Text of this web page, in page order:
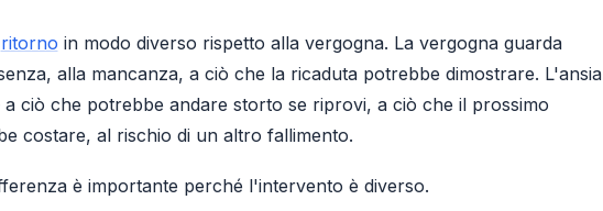
ritorno in modo diverso rispetto alla vergogna. La vergogna guarda
alla mancanza, a ciò che la ricaduta potrebbe dimostrare. L'ansia
ciò che potrebbe andare storto se riprovi, a ciò che il prossimo
costare, al rischio di un altro fallimento.
è importante perché l'intervento è diverso.